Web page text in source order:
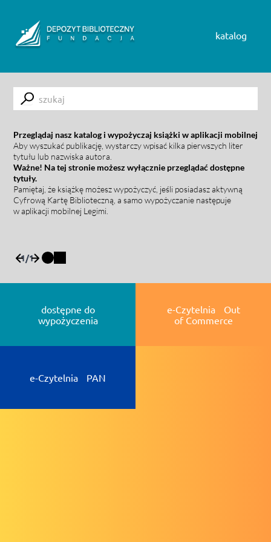
katalog
Submit
Przeglądaj nasz katalog i wypożyczaj książki w aplikacji mobilnej
Aby wyszukać publikację, wystarczy wpisać kilka pierwszych liter
tytułu lub nazwiska autora.
Ważne! Na tej stronie możesz wyłącznie przeglądać dostępne
tytuły.
Pamiętaj, że książkę możesz wypożyczyć, jeśli posiadasz aktywną
Cyfrową Kartę Biblioteczną, a samo wypożyczanie następuje
w aplikacji mobilnej Legimi.
1/1
dostępne do
wypożyczenia
e-Czytelnia Out
of Commerce
e-Czytelnia PAN